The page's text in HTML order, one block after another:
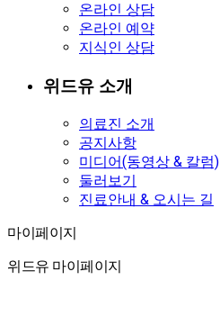
온라인 상담
온라인 예약
지식인 상담
위드유 소개
의료진 소개
공지사항
미디어(동영상 & 칼럼)
둘러보기
진료안내 & 오시는 길
마이페이지
마이페이지
위드유 마이페이지